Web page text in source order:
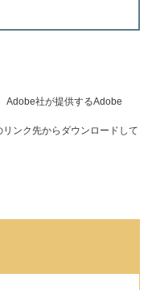
Adobe社が提供するAdobe
ンク先からダウンロードして